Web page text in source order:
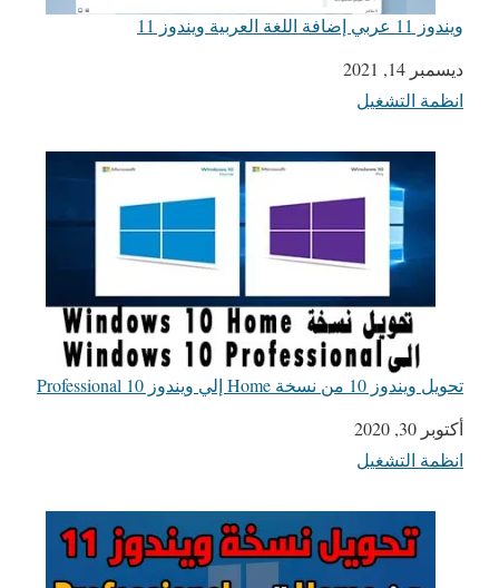
ويندوز 11 عربي إضافة اللغة العربية ويندوز 11
التاريخ
ديسمبر 14, 2021
في ما يتعلق بما يأتي
انظمة التشغيل
تحويل ويندوز 10 من نسخة Home إلي ويندوز 10 Professional
التاريخ
أكتوبر 30, 2020
في ما يتعلق بما يأتي
انظمة التشغيل